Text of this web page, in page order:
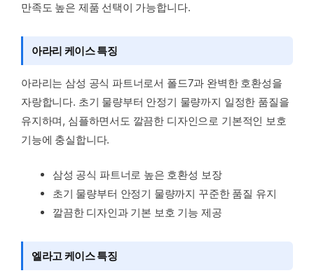
만족도 높은 제품 선택이 가능합니다.
아라리 케이스 특징
아라리는 삼성 공식 파트너로서 폴드7과 완벽한 호환성을
자랑합니다. 초기 물량부터 안정기 물량까지 일정한 품질을
유지하며, 심플하면서도 깔끔한 디자인으로 기본적인 보호
기능에 충실합니다.
삼성 공식 파트너로 높은 호환성 보장
초기 물량부터 안정기 물량까지 꾸준한 품질 유지
깔끔한 디자인과 기본 보호 기능 제공
엘라고 케이스 특징